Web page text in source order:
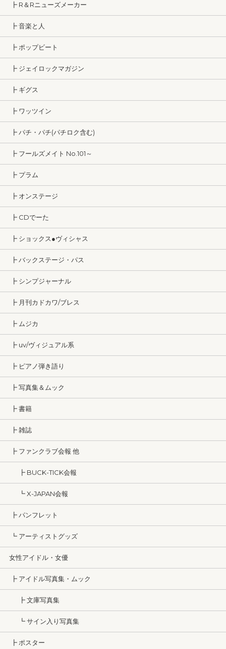
┣ R＆Rニューズメーカー
┣ 音楽と人
┣ ポップビート
┣ ジェイロックマガジン
┣ ギグス
┣ ワッツイン
┣ パチ・パチ(パチロク含む)
┣ フールズメイト No.101～
┣ プラム
┣ オンステージ
┣ CDでーた
┣ ショックス●ヴィシャス
┣ バックステージ・パス
┣ シンプジャーナル
┣ 月刊カドカワ/ブレス
┣ ムジカ
┣ uv/ヴィジュアル系
┣ ピアノ弾き語り
┣ 写真集＆ムック
┣ 書籍
┣ 雑誌
┣ ファンクラブ会報 他
┣ BUCK-TICK会報
┗ X-JAPAN会報
┣ パンフレット
┗ アーティストグッズ
女性アイドル・女優
┣ アイドル写真集・ムック
┣ 文庫写真集
┗ サイン入り写真集
┣ ポスター